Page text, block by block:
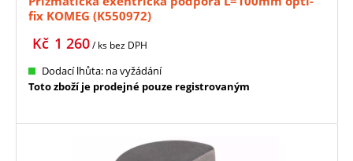
fix KOMEG (K550972)
1 260
Kč / ks bez DPH
Dodací lhůta: na vyžádání
Toto zboží je prodejné pouze registrovaným